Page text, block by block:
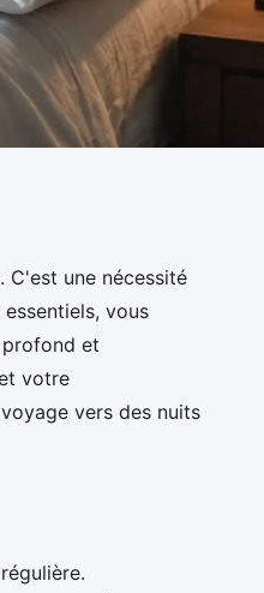
une nécessité
vous
et
votre
vers des nuits